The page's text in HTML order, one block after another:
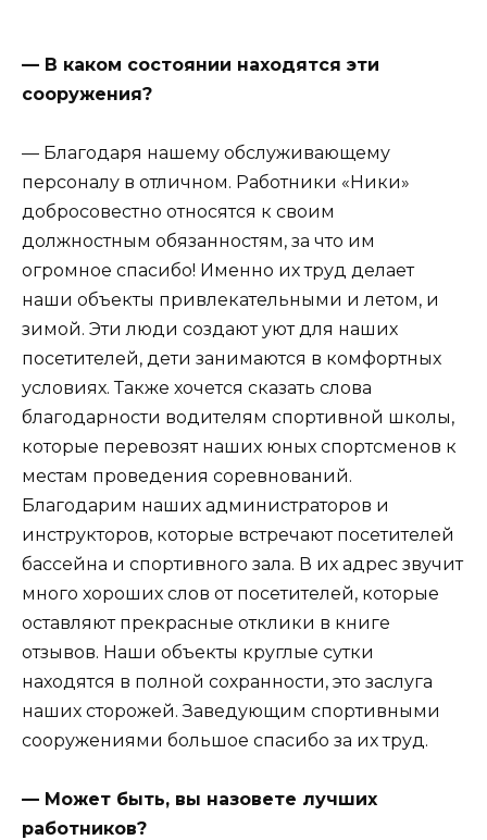
— В каком состоянии находятся эти
сооружения?
— Благодаря нашему обслуживающему
персоналу в отличном. Работники «Ники»
добросовестно относятся к своим
должностным обязанностям, за что им
огромное спасибо! Именно их труд делает
наши объекты привлекательными и летом, и
зимой. Эти люди создают уют для наших
посетителей, дети занимаются в комфортных
условиях. Также хочется сказать слова
благодарности водителям спортивной школы,
которые перевозят наших юных спортсменов к
местам проведения соревнований.
Благодарим наших администраторов и
инструкторов, которые встречают посетителей
бассейна и спортивного зала. В их адрес звучит
много хороших слов от посетителей, которые
оставляют прекрасные отклики в книге
отзывов. Наши объекты круглые сутки
находятся в полной сохранности, это заслуга
наших сторожей. Заведующим спортивными
сооружениями большое спасибо за их труд.
— Может быть, вы назовете лучших
работников?